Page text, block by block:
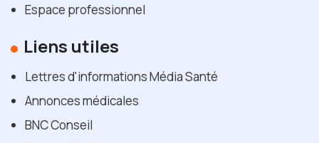
Espace professionnel
Liens utiles
Lettres d'informations Média Santé
Annonces médicales
BNC Conseil